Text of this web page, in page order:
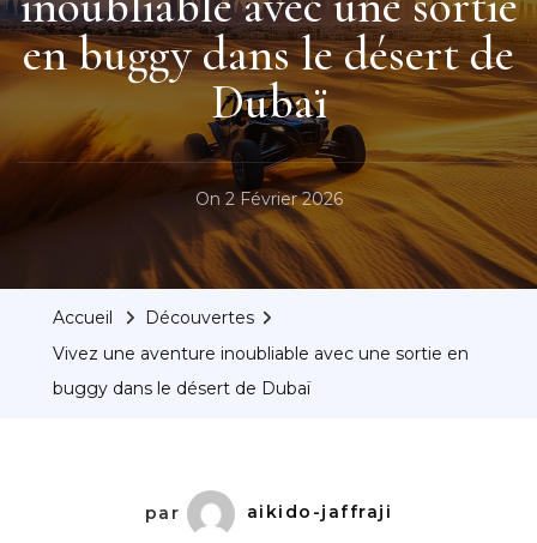
en buggy dans le désert de
Dubaï
On 2 Février 2026
Accueil
Découvertes
Vivez une aventure inoubliable avec une sortie en
buggy dans le désert de Dubaï
par aikido-jaffraji